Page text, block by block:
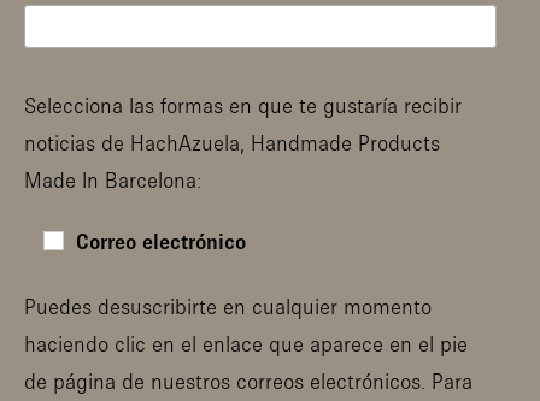
Selecciona las formas en que te gustaría recibir
noticias de HachAzuela, Handmade Products
Made In Barcelona:
Correo electrónico
Puedes desuscribirte en cualquier momento
haciendo clic en el enlace que aparece en el pie
de página de nuestros correos electrónicos. Para